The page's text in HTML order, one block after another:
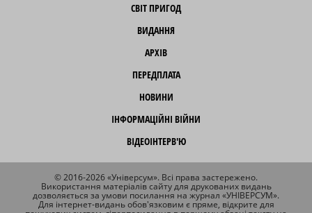
СВІТ ПРИГОД
ВИДАННЯ
АРХІВ
ПЕРЕДПЛАТА
НОВИНИ
ІНФОРМАЦІЙНІ ВІЙНИ
ВІДЕОІНТЕРВ'Ю
© 2016-2026 «Універсум». Всі права застережено.
Використання матеріалів сайту для друкованих видань
дозволяється за умови посилання на журнал «УНІВЕРСУМ».
Для інтернет-видань обов'язковим є пряме, відкрите для